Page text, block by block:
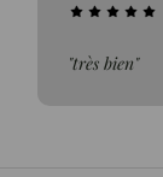
"très bien"